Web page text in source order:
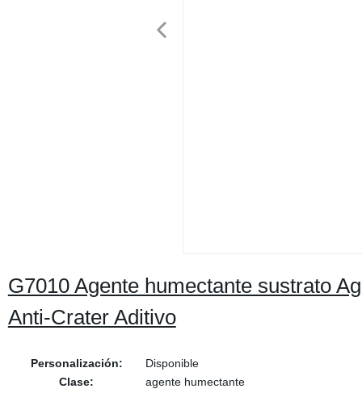
G7010 Agente humectante sustrato
Anti-Crater Aditivo
Personalización:
Disponible
Clase:
agente humectante